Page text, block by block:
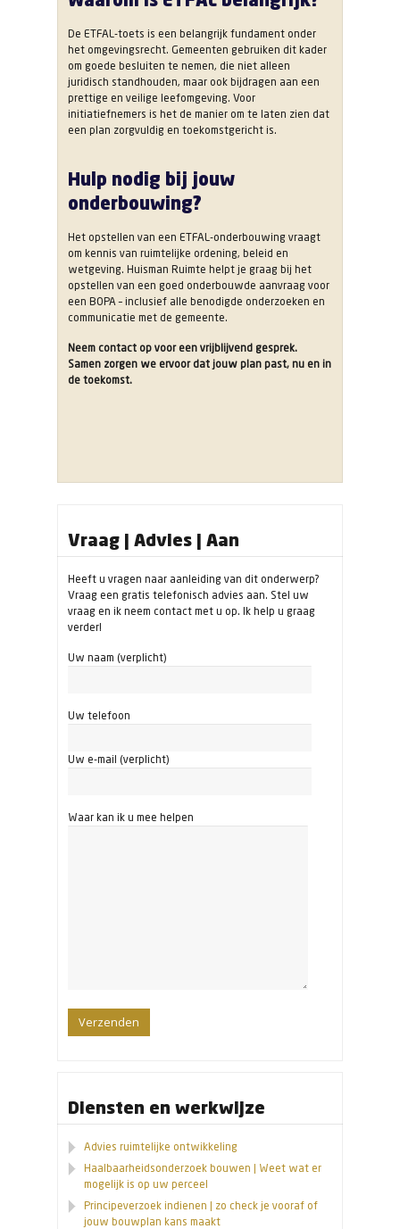
De ETFAL-toets is een belangrijk fundament onder
het omgevingsrecht. Gemeenten gebruiken dit kader
om goede besluiten te nemen, die niet alleen
juridisch standhouden, maar ook bijdragen aan een
prettige en veilige leefomgeving. Voor
initiatiefnemers is het de manier om te laten zien dat
een plan zorgvuldig en toekomstgericht is.
Hulp nodig bij jouw
onderbouwing?
Het opstellen van een ETFAL-onderbouwing vraagt
om kennis van ruimtelijke ordening, beleid en
wetgeving. Huisman Ruimte helpt je graag bij het
opstellen van een goed onderbouwde aanvraag voor
een BOPA – inclusief alle benodigde onderzoeken en
communicatie met de gemeente.
Neem contact op voor een vrijblijvend gesprek.
Samen zorgen we ervoor dat jouw plan past, nu en in
de toekomst.
Vraag | Advies | Aan
Heeft u vragen naar aanleiding van dit onderwerp?
Vraag een gratis telefonisch advies aan. Stel uw
vraag en ik neem contact met u op. Ik help u graag
verder!
Uw naam (verplicht)
Uw telefoon
Uw e-mail (verplicht)
Waar kan ik u mee helpen
Diensten en werkwijze
Advies ruimtelijke ontwikkeling
Haalbaarheidsonderzoek bouwen | Weet wat er
mogelijk is op uw perceel
Principeverzoek indienen | zo check je vooraf of
jouw bouwplan kans maakt